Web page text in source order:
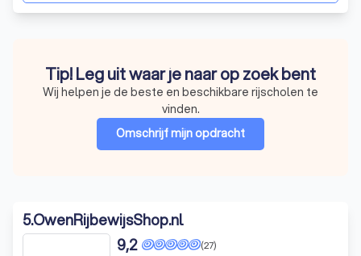
Tip! Leg uit waar je naar op zoek bent
Wij helpen je de beste en beschikbare rijscholen te
vinden.
Omschrijf mijn opdracht
5.OwenRijbewijsShop.nl
(27)
9,2